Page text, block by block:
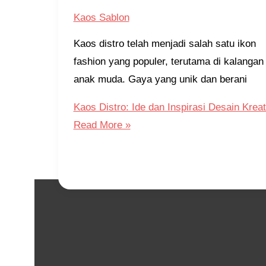
Kaos Sablon
Kaos distro telah menjadi salah satu ikon
fashion yang populer, terutama di kalangan
anak muda. Gaya yang unik dan berani
Kaos Distro: Ide dan Inspirasi Desain
Read More »